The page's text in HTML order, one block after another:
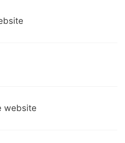
website